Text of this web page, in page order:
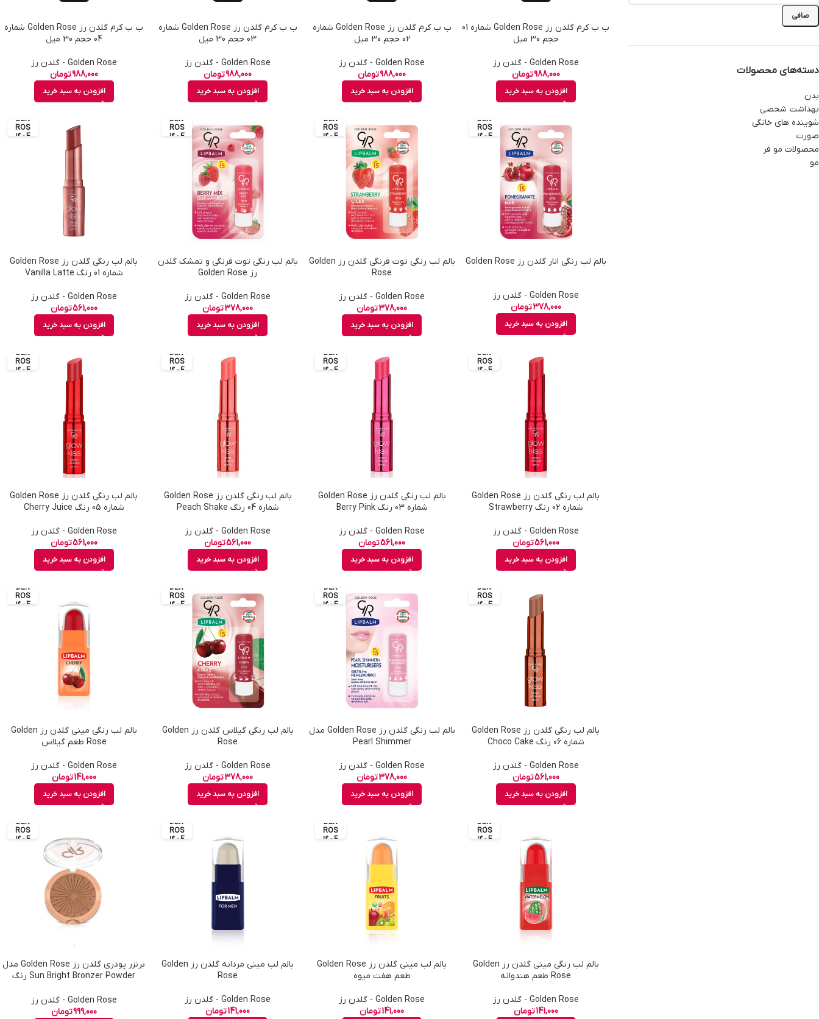
صافی
دسته‌های محصولات
بدن
بهداشت شخصی
شوینده های خانگی
صورت
محصولات مو فر
مو
ب ب کرم گلدن رز Golden Rose شماره 01
حجم 30 میل
Golden Rose - گلدن رز
988,000تومان
افزودن به سبد خرید
ب ب کرم گلدن رز Golden Rose شماره
02 حجم 30 میل
Golden Rose - گلدن رز
988,000تومان
افزودن به سبد خرید
ب ب کرم گلدن رز Golden Rose شماره
03 حجم 30 میل
Golden Rose - گلدن رز
988,000تومان
افزودن به سبد خرید
ب ب کرم گلدن رز Golden Rose شماره
04 حجم 30 میل
Golden Rose - گلدن رز
988,000تومان
افزودن به سبد خرید
DEN
ROS
E - گل
بالم لب رنگی انار گلدن رز Golden Rose
Golden Rose - گلدن رز
378,000تومان
افزودن به سبد خرید
DEN
ROS
E - گل
بالم لب رنگی توت فرنگی گلدن رز Golden
Rose
Golden Rose - گلدن رز
378,000تومان
افزودن به سبد خرید
DEN
ROS
E - گل
بالم لب رنگی توت فرنگی و تمشک گلدن
رز Golden Rose
Golden Rose - گلدن رز
378,000تومان
افزودن به سبد خرید
DEN
ROS
E - گل
بالم لب رنگی گلدن رز Golden Rose
شماره 01 رنگ Vanilla Latte
Golden Rose - گلدن رز
561,000تومان
افزودن به سبد خرید
DEN
ROS
E - گل
بالم لب رنگی گلدن رز Golden Rose
شماره 02 رنگ Strawberry
Golden Rose - گلدن رز
561,000تومان
افزودن به سبد خرید
DEN
ROS
E - گل
بالم لب رنگی گلدن رز Golden Rose
شماره 03 رنگ Berry Pink
Golden Rose - گلدن رز
561,000تومان
افزودن به سبد خرید
DEN
ROS
E - گل
بالم لب رنگی گلدن رز Golden Rose
شماره 04 رنگ Peach Shake
Golden Rose - گلدن رز
561,000تومان
افزودن به سبد خرید
DEN
ROS
E - گل
بالم لب رنگی گلدن رز Golden Rose
شماره 05 رنگ Cherry Juice
Golden Rose - گلدن رز
561,000تومان
افزودن به سبد خرید
DEN
ROS
E - گل
بالم لب رنگی گلدن رز Golden Rose
شماره 06 رنگ Choco Cake
Golden Rose - گلدن رز
561,000تومان
افزودن به سبد خرید
DEN
ROS
E - گل
بالم لب رنگی گلدن رز Golden Rose مدل
Pearl Shimmer
Golden Rose - گلدن رز
378,000تومان
افزودن به سبد خرید
DEN
ROS
E - گل
بالم لب رنگی گیلاس گلدن رز Golden
Rose
Golden Rose - گلدن رز
378,000تومان
افزودن به سبد خرید
DEN
ROS
E - گل
بالم لب رنگی مینی گلدن رز Golden
Rose طعم گیلاس
Golden Rose - گلدن رز
141,000تومان
افزودن به سبد خرید
DEN
ROS
E - گل
بالم لب رنگی مینی گلدن رز Golden
Rose طعم هندوانه
Golden Rose - گلدن رز
141,000تومان
DEN
ROS
E - گل
بالم لب مینی گلدن رز Golden Rose
طعم هفت میوه
Golden Rose - گلدن رز
141,000تومان
DEN
ROS
E - گل
بالم لب مینی مردانه گلدن رز Golden
Rose
Golden Rose - گلدن رز
141,000تومان
DEN
ROS
E - گل
برنزر پودری گلدن رز Golden Rose مدل
Sun Bright Bronzer Powder رنگ
Golden Rose - گلدن رز
999,000تومان